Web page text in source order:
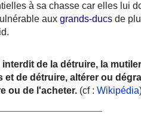
à sa chasse car elles lui
aux grands-ducs de
de la détruire, la
de détruire, altérer ou
ou de l'acheter. (cf : Wikipédia